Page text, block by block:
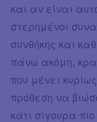
και αν είναι
στερημένοι
συνθήκης και
πάνω ακόμη,
που μένει
πρόθεση να
κάτι σίγουρα